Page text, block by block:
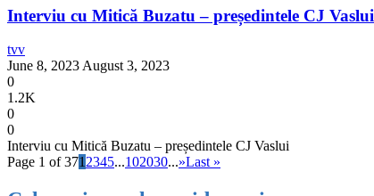
Interviu cu Mitică Buzatu – președintele CJ Vaslui
tvv
June 8, 2023 August 3, 2023
0
1.2K
0
0
Interviu cu Mitică Buzatu – președintele CJ Vaslui
Page 1 of 371 2345...102030...»Last »